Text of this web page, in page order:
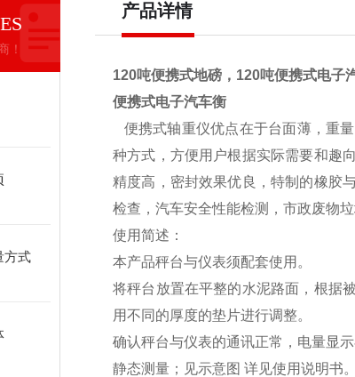
！
方式
产品详情
120吨便携式地磅，120吨便携式电子
便携式电子汽车衡
便携式轴重仪优点在于台面薄，重
种方式，方便用户根据实际需要和趣
精度高，密封效果优良，特制的橡胶
检查，汽车安全性能检测，市政废物
使用简述：
本产品秤台与仪表须配套使用。
将秤台放置在平整的水泥路面，根据
用不同的厚度的垫片进行调整。
确认秤台与仪表的通讯正常，电量显示
静态测量；见示意图 详见使用说明书。